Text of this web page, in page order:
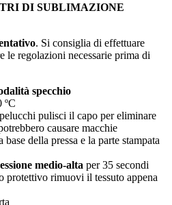
DI SUBLIMAZIONE
. Si consiglia di effettuare
le regolazioni necessarie prima di
specchio
ºC
pulisci il capo per eliminare
causare macchie
della pressa e la parte stampata
medio-alta per35 secondi
protettivo rimuovi il tessuto appena